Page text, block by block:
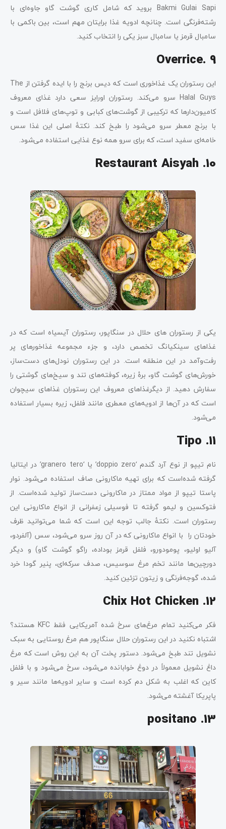
Bakmi Gulai Sapi بروید که شامل کاری گوشت گاو جاوه‌ای با
رشته‌فرنگی است. چنانچه ادویه غذا برایتان مهم است، بین باکمی با
سامبال قرمز یا سامبال سبز یکی را انتخاب کنید.
Overrice. 9
این رستوران یک غذاخوری است که دیس برنج را با ایده گرفتن از The
Halal Guys سرو می‌کند. رستوران اورایز سعی دارد غذای معروف
کامیون‌‌دارها که ترکیبی از گوشت‌های کبابی و توپ‌های فلافل است و
با برنج معطر سرو می‌شود را طبخ کند. نکتۀ اصلی این غذا سس
خامه‌ای سفید است، که برای سرو همه نوع غذایی استفاده می‌شود.
Restaurant Aisyah .10
یکی از رستوران های حلال در سنگاپور، رستوران آیسیاه است که در
غذاهای سینکیانگ تخصص دارد، و جزء مجموعه غذاخورهای پر
رفت‌وآمد در این منطقه است. در این رستوران نودل‌های دست‌ساز،
خورش‌های گوشت گاو، برۀ زیره، کوفته‌های تند و سیخ‌های گوشتی را
سفارش دهید. از دیگرغذاهای معروف این رستوران غذاهای سیچوان
است که در آن‌ها از ادویه‌های معطری مانند فلفل، زیره بسیار استفاده
می‌شود.
11. Tipo
نام تیپو از نوع آرد گندم ‘doppio zero’ یا ‘granero tero’ در ایتالیا
گرفته شده‌است که برای تهیه ماکارونی صاف استفاده می‌شود. نوار
پاستا تیپو از مواد ممتاز در ماکارونی دست‌ساز تولید شده‌است. از
فتوکسین و لیمو گرفته تا فوسیلی زعفرانی از انواع ماکارونی این
رستوران است. نکتۀ جالب توجه این است که شما می‌توانید ظرف
خودتان را با انواع ماکارونی که در آن روز سرو می‌شود، سس (آلفردو،
آلیو اولیو، پومودورو، فلفل قرمز بوداده، راگو گوشت گاو) و دیگر
دورچین‌ها مانند تخم مرغ سوسیس، صدف سرکه‌ای، پنیر گودا خرد
شده، گوجه‌فرنگی و زیتون تزئین کنید.
Chix Hot Chicken .12
فکر می‌کنید تمام مرغ‌های سرخ شده آمریکایی فقط KFC هستند؟
اشتباه نکنید در این رستوران حلال سنگاپور هم مرغ روستایی به سبک
نشویل تند طبخ می‌شود. دستور پخت آن به این روش است که مرغ
داغ نشویل معمولاً در دوغ خوابانده می‌شود، سرخ می‌شود و با فلفل
کاین که اغلب به شکل دم کرده است و سایر ادویه‌ها مانند سیر و
پاپریکا آغشته می‌شود.
13. positano